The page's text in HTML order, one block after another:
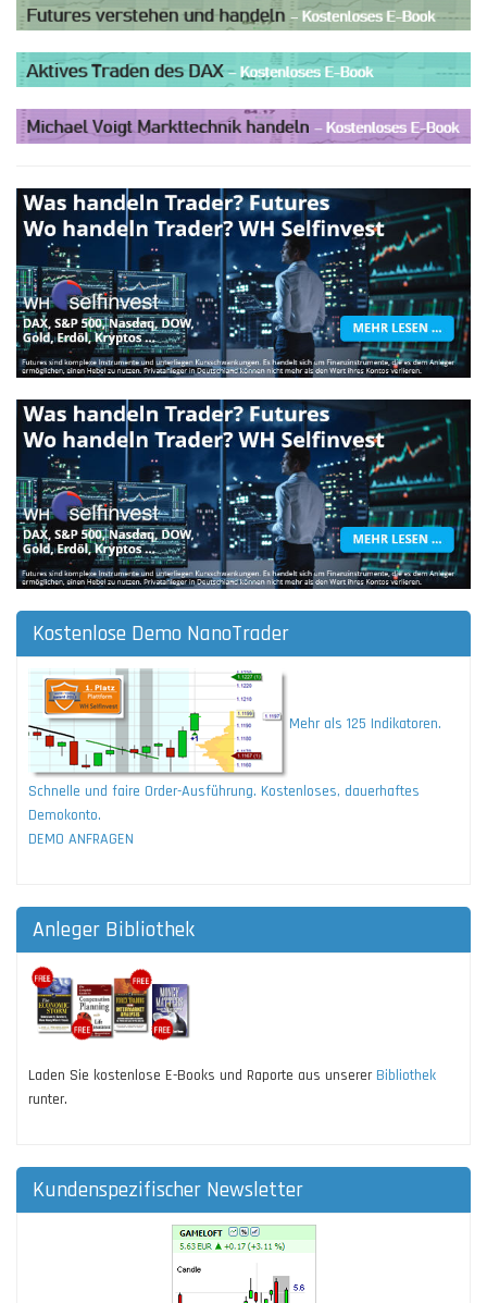
Kostenlose Demo NanoTrader
Mehr als 125 Indikatoren.
Schnelle und faire Order-Ausführung. Kostenloses, dauerhaftes
Demokonto.
DEMO ANFRAGEN
Anleger Bibliothek
Laden Sie kostenlose E-Books und Raporte aus unserer Bibliothek
runter.
Kundenspezifischer Newsletter